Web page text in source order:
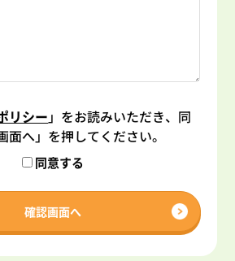
リシー 」をお読みいただき、同
面へ」を押してください。
同意する